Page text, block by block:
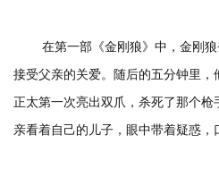
在第一部《金刚狼》中，金刚
接受父亲的关爱。随后的五分钟里，
正太第一次亮出双爪，杀死了那个
亲看着自己的儿子，眼中带着疑惑，